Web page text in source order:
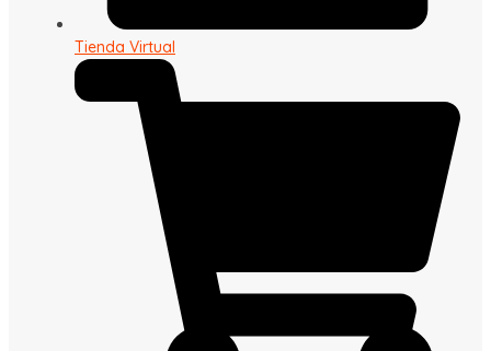
Tienda Virtual